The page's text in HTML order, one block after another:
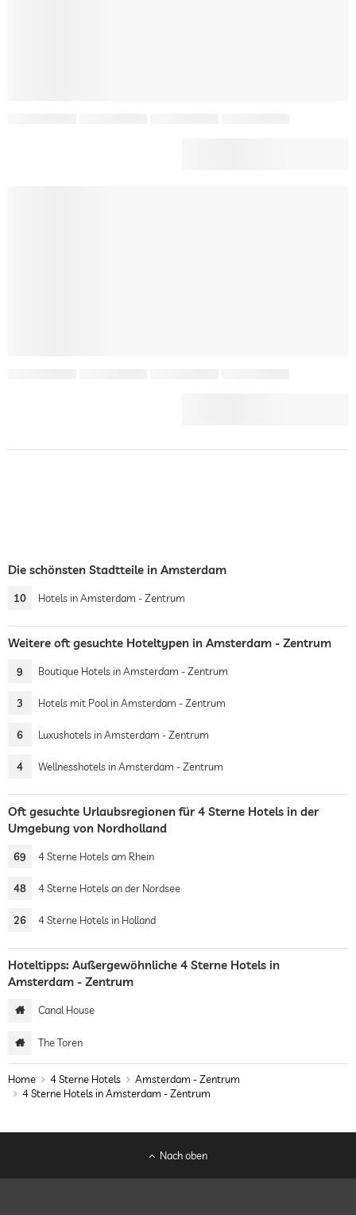
Die schönsten Stadtteile in Amsterdam
10 Hotels in Amsterdam - Zentrum
Weitere oft gesuchte Hoteltypen in Amsterdam - Zentrum
9 Boutique Hotels in Amsterdam - Zentrum
3 Hotels mit Pool in Amsterdam - Zentrum
6 Luxushotels in Amsterdam - Zentrum
4 Wellnesshotels in Amsterdam - Zentrum
Oft gesuchte Urlaubsregionen für 4 Sterne Hotels in der
Umgebung von Nordholland
69 4 Sterne Hotels am Rhein
48 4 Sterne Hotels an der Nordsee
26 4 Sterne Hotels in Holland
Hoteltipps: Außergewöhnliche 4 Sterne Hotels in
Amsterdam - Zentrum
Canal House
The Toren
Home 4 Sterne Hotels
Amsterdam - Zentrum
4 Sterne Hotels in Amsterdam - Zentrum
Nach oben